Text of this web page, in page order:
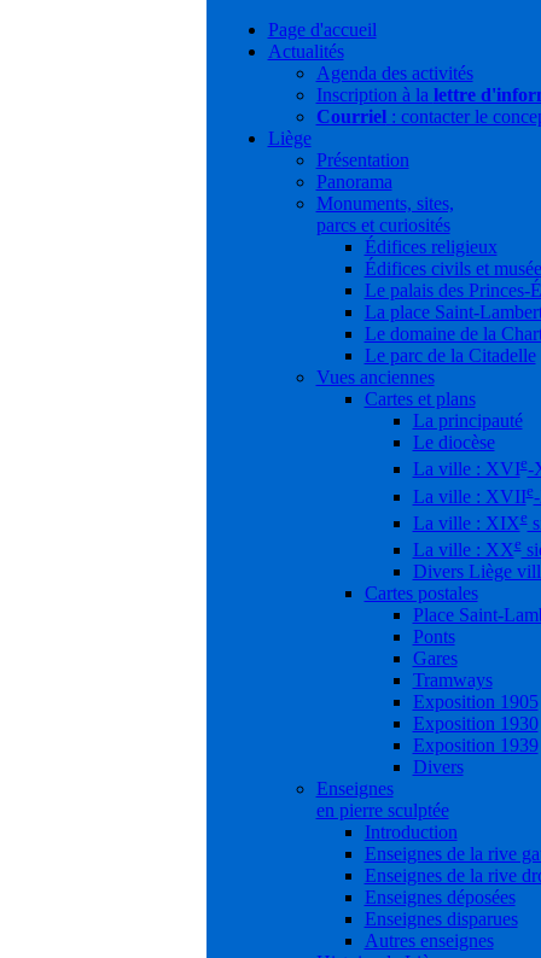
Page d'accueil
Actualités
Agenda des activités
Inscription à la lettre
Courriel: contacter le
Liège
Présentation
Panorama
Monuments, sites,
parcs et curiosités
Édifices religieux
Édifices civils et
Le palais des Princes-
La place Saint-
Le domaine de la
Le parc de la Citadelle
Vues anciennes
Cartes et plans
La principauté
Le diocèse
La ville : XVIe-
La ville : XVIIe
La ville : XIXe
La ville : XXe
Divers Liège
Cartes postales
Place Saint-
Ponts
Gares
Tramways
Exposition 1905
Exposition 1930
Exposition 1939
Divers
Enseignes
en pierre sculptée
Introduction
Enseignes de la rive
Enseignes de la rive
Enseignes déposées
Enseignes disparues
Autres enseignes